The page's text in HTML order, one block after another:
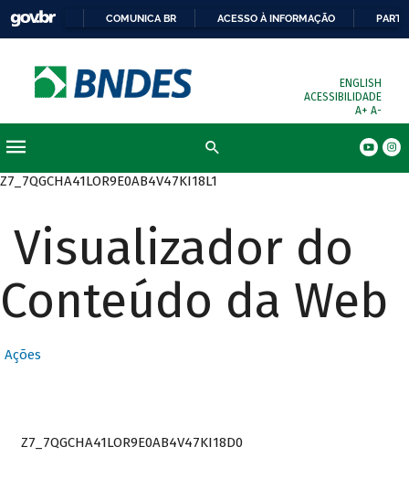
COMUNICA BR ACESSO À INFORMAÇÃO
ENGLISH
ACESSIBILIDADE
A+ A-
Z7_7QGCHA41LOR9E0AB4V47KI18L1
Visualizador do
Conteúdo da Web
Ações
Z7_7QGCHA41LOR9E0AB4V47KI18D0